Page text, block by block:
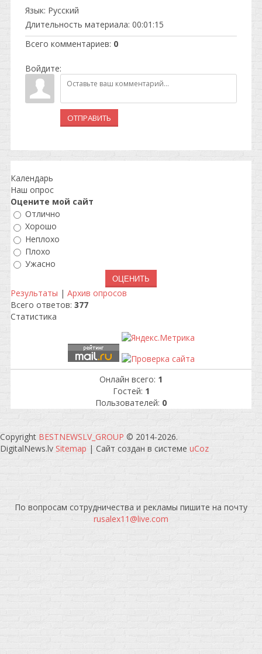
Язык: Русский
Длительность материала: 00:01:15
Всего комментариев: 0
Войдите:
ОТПРАВИТЬ
Календарь
Наш опрос
Оцените мой сайт
Отлично
Хорошо
Неплохо
Плохо
Ужасно
Результаты | Архив опросов
Всего ответов: 377
Статистика
Онлайн всего: 1
Гостей: 1
Пользователей: 0
Copyright BESTNEWSLV_GROUP © 2014-2026.
DigitalNews.lv Sitemap | Сайт создан в системе uCoz
По вопросам сотрудничества и рекламы пишите на почту
rusalex11@live.com